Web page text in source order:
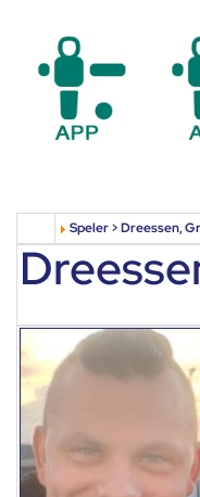
Speler > Dreessen,